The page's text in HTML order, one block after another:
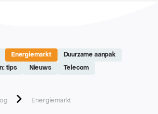
Energiemarkt Duurzame aanpak
tips Nieuws Telecom
Energiemarkt